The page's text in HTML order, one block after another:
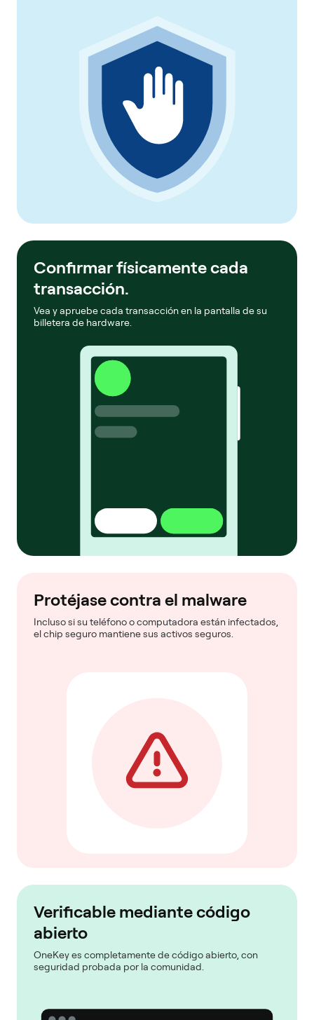
Confirmar físicamente cada
transacción.
Vea y apruebe cada transacción en la pantalla de su
billetera de hardware.
Protéjase contra el malware
Incluso si su teléfono o computadora están infectados,
el chip seguro mantiene sus activos seguros.
Verificable mediante código
abierto
OneKey es completamente de código abierto, con
seguridad probada por la comunidad.